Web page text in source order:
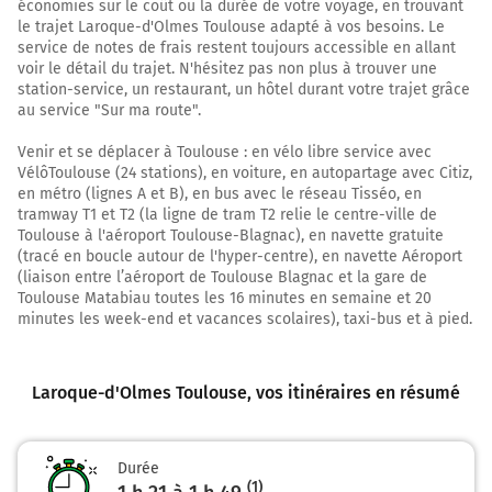
E9
Tourner légèrement à droite sur A61 E9 E80 et continuer
sur 18 kilomètres
74 km
Continuer E80 (Autoroute des Deux Mers) sur 3,5
kilomètres
E80
A614
BLAGNAC
92 km
économies sur le coût ou la durée de votre voyage, en trouvant
le trajet Laroque-d'Olmes Toulouse adapté à vos besoins. Le
service de notes de frais restent toujours accessible en allant
voir le détail du trajet. N'hésitez pas non plus à trouver une
station-service, un restaurant, un hôtel durant votre trajet grâce
au service "Sur ma route".
Venir et se déplacer à Toulouse : en vélo libre service avec
VélôToulouse (24 stations), en voiture, en autopartage avec Citiz,
en métro (lignes A et B), en bus avec le réseau Tisséo, en
tramway T1 et T2 (la ligne de tram T2 relie le centre-ville de
Toulouse à l'aéroport Toulouse-Blagnac), en navette gratuite
(tracé en boucle autour de l'hyper-centre), en navette Aéroport
(liaison entre l’aéroport de Toulouse Blagnac et la gare de
Toulouse Matabiau toutes les 16 minutes en semaine et 20
minutes les week-end et vacances scolaires), taxi-bus et à pied.
Laroque-d'Olmes Toulouse, vos itinéraires en résumé
Durée
(1)